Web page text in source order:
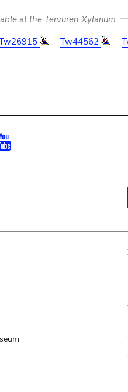
at the Tervuren Xylarium
Tw44562